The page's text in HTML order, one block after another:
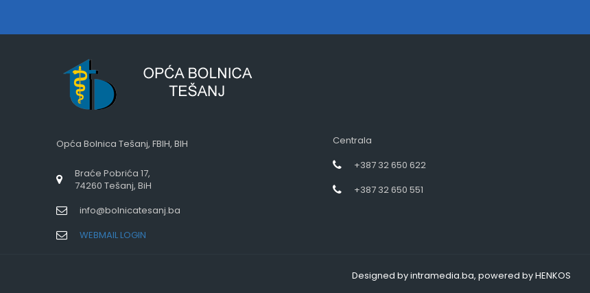
Opća Bolnica Tešanj, FBIH, BIH
Braće Pobrića 17,
74260 Tešanj, BiH
info@bolnicatesanj.ba
WEBMAIL LOGIN
Centrala
+387 32 650 622
+387 32 650 551
Designed by intramedia.ba, powered by HENKOS